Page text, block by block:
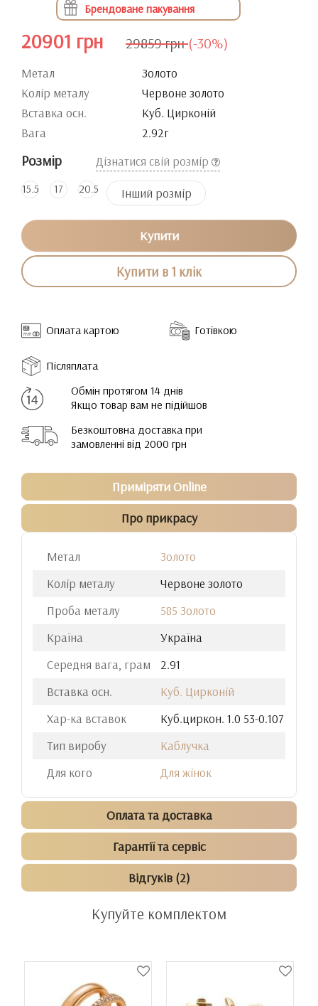
Брендоване пакування
20901 грн 29859 грн (-30%)
Метал
Золото
Колір металу
Червоне золото
Вставка осн.
Куб. Цирконій
Вага
2.92г
Розмір Дізнатися свій розмір
15.5 17 20.5 Інший розмір
Купити
Купити в 1 клік
Оплата картою Готівкою
Післяплата
Обмін протягом 14 днів
Якщо товар вам не підійшов
Безкоштовна доставка при
замовленні від 2000 грн
Приміряти Online
Про прикрасу
Метал
Золото
Колір металу
Червоне золото
Проба металу
585 Золото
Країна
Україна
Середня вага, грам
2.91
Вставка осн.
Куб. Цирконій
Хар-ка вставок
Куб.циркон. 1.0 53-0.107
Тип виробу
Каблучка
Для кого
Для жінок
Оплата та доставка
Гарантії та сервіс
Відгуків (2)
Купуйте комплектом